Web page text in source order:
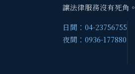
讓法律服務沒有死角。
日間：04-23756755
夜間：0936-177880